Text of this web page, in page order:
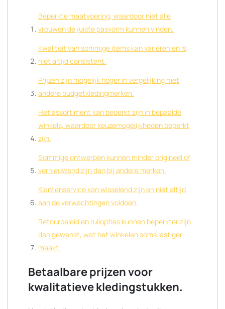
Beperkte maatvoering, waardoor niet alle
vrouwen de juiste pasvorm kunnen vinden.
Kwaliteit van sommige items kan variëren en is
niet altijd consistent.
Prijzen zijn mogelijk hoger in vergelijking met
andere budgetkledingmerken.
Het assortiment kan beperkt zijn in bepaalde
winkels, waardoor keuzemogelijkheden beperkt
zijn.
Sommige ontwerpen kunnen minder origineel of
vernieuwend zijn dan bij andere merken.
Klantenservice kan wisselend zijn en niet altijd
aan de verwachtingen voldoen.
Retourbeleid en ruilopties kunnen beperkter zijn
dan gewenst, wat het winkelen soms lastiger
maakt.
Betaalbare prijzen voor
kwalitatieve kledingstukken.